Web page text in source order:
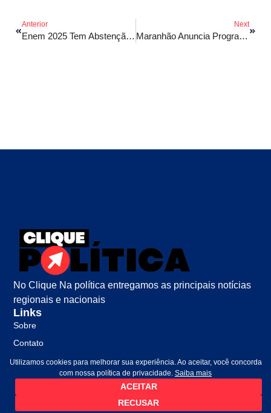
Anterior
Enem 2025 Tem Abstenção De 27% No Primeiro Dia
Next
Maranhão Anuncia Programa Ambiental Em Abertura Da COP30
No Clique Na política entregamos as principais notícias
regionais e nacionais
Links
Sobre
Contato
Política de Privacidade
©2026 Todos Direitos Reservados.
Utilizamos cookies para melhorar sua experiência. Ao aceitar, você concorda
com nossa política de privacidade. Saiba mais
ACEITAR
RECUSAR